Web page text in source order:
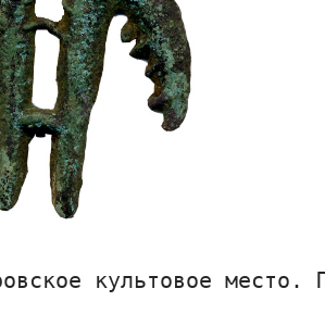
культовое место.